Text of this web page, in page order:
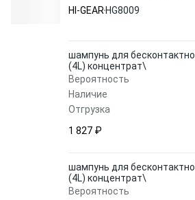
HI-GEAR HG8009
шампунь для
(4L) концентрат\
Вероятность
Наличие
Отгрузка
1 827 ₽
шампунь для
(4L) концентрат\
Вероятность